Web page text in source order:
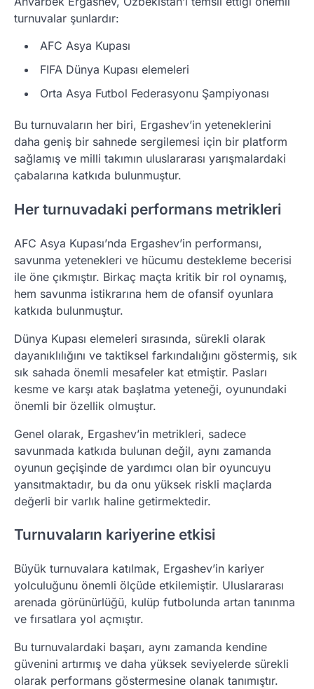
turnuvalar şunlardır:
AFC Asya Kupası
FIFA Dünya Kupası elemeleri
Orta Asya Futbol Federasyonu Şampiyonası
Bu turnuvaların her biri, Ergashev’in yeteneklerini
daha geniş bir sahnede sergilemesi için bir platform
sağlamış ve milli takımın uluslararası yarışmalardaki
çabalarına katkıda bulunmuştur.
Her turnuvadaki performans metrikleri
AFC Asya Kupası’nda Ergashev’in performansı,
savunma yetenekleri ve hücumu destekleme becerisi
ile öne çıkmıştır. Birkaç maçta kritik bir rol oynamış,
hem savunma istikrarına hem de ofansif oyunlara
katkıda bulunmuştur.
Dünya Kupası elemeleri sırasında, sürekli olarak
dayanıklılığını ve taktiksel farkındalığını göstermiş, sık
sık sahada önemli mesafeler kat etmiştir. Pasları
kesme ve karşı atak başlatma yeteneği, oyunundaki
önemli bir özellik olmuştur.
Genel olarak, Ergashev’in metrikleri, sadece
savunmada katkıda bulunan değil, aynı zamanda
oyunun geçişinde de yardımcı olan bir oyuncuyu
yansıtmaktadır, bu da onu yüksek riskli maçlarda
değerli bir varlık haline getirmektedir.
Turnuvaların kariyerine etkisi
Büyük turnuvalara katılmak, Ergashev’in kariyer
yolculuğunu önemli ölçüde etkilemiştir. Uluslararası
arenada görünürlüğü, kulüp futbolunda artan tanınma
ve fırsatlara yol açmıştır.
Bu turnuvalardaki başarı, aynı zamanda kendine
güvenini artırmış ve daha yüksek seviyelerde sürekli
olarak performans göstermesine olanak tanımıştır.